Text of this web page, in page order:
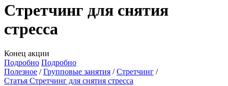
Стретчинг для снятия
стресса
Конец акции
Подробно Подробно
Полезное
Групповые занятия
Стретчинг
Статья Стретчинг для снятия стресса